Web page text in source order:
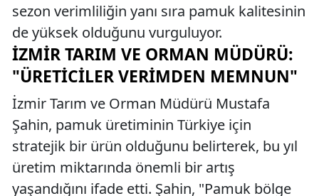
sezon verimliliğin yanı sıra pamuk kalitesinin
de yüksek olduğunu vurguluyor.
İZMIR TARIM VE ORMAN MÜDÜRÜ:
"ÜRETICILER VERIMDEN MEMNUN"
İzmir Tarım ve Orman Müdürü Mustafa
Şahin, pamuk üretiminin Türkiye için
stratejik bir ürün olduğunu belirterek, bu yıl
üretim miktarında önemli bir artış
yaşandığını ifade etti. Şahin, "Pamuk bölge